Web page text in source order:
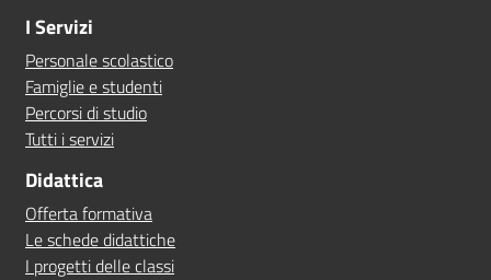
I Servizi
Personale scolastico
Famiglie e studenti
Percorsi di studio
Tutti i servizi
Didattica
Offerta formativa
Le schede didattiche
I progetti delle classi